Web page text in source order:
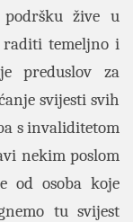
žive u
raditi temeljno i
preduslov za
svijesti svih
s invaliditetom
nekim poslom
od osoba koje
tu svijest